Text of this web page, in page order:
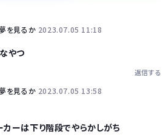
を見るか 2023.07.05 11:18
やつ
返信する
を見るか 2023.07.05 13:58
ーは下り階段でやらかしがち